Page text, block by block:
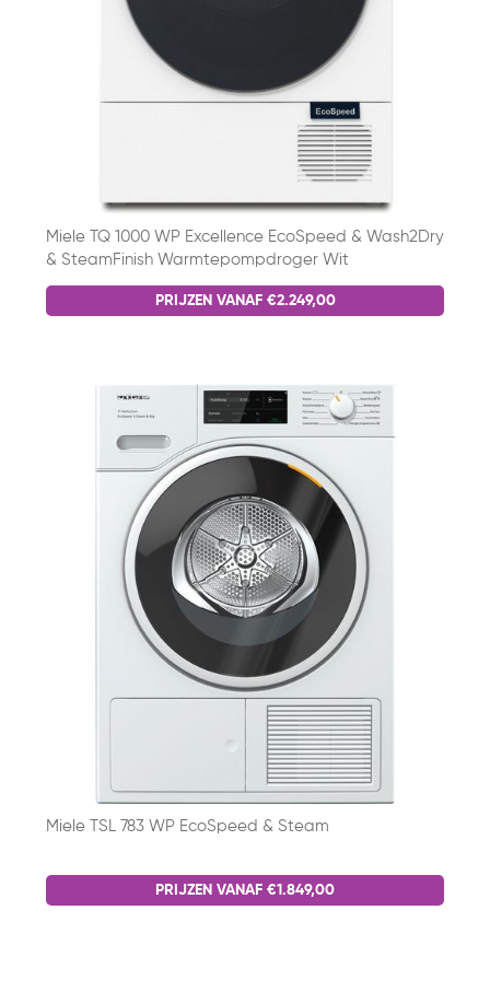
Miele TQ 1000 WP Excellence EcoSpeed & Wash2Dry
& SteamFinish Warmtepompdroger Wit
PRIJZEN VANAF €2.249,00
Miele TSL 783 WP EcoSpeed & Steam
PRIJZEN VANAF €1.849,00